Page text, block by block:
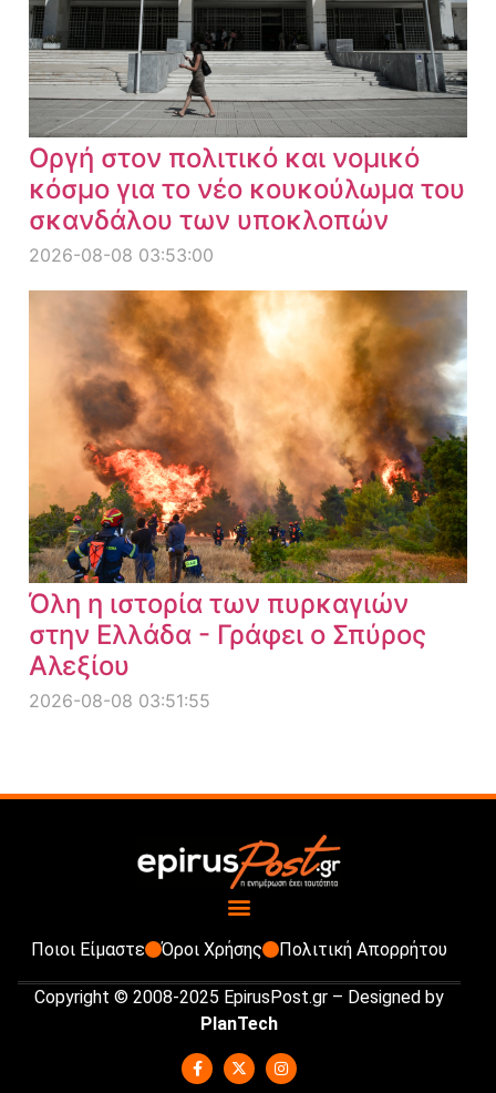
Οργή στον πολιτικό και νομικό
κόσμο για το νέο κουκούλωμα του
σκανδάλου των υποκλοπών
2026-08-08 03:53:00
Όλη η ιστορία των πυρκαγιών
στην Ελλάδα - Γράφει ο Σπύρος
Αλεξίου
2026-08-08 03:51:55
Ποιοι Είμαστε Όροι Χρήσης Πολιτική Απορρήτου
Copyright © 2008-2025 EpirusPost.gr – Designed by
PlanTech